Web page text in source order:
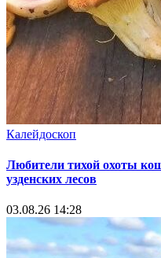
Калейдоскоп
Любители тихой охоты
узденских лесов
03.08.26 14:28